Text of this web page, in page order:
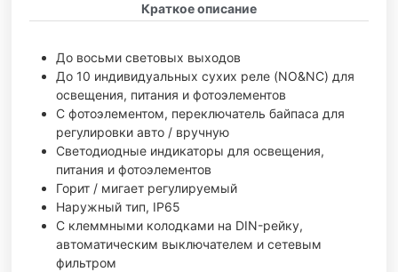
Краткое описание
До восьми световых выходов
До 10 индивидуальных сухих реле (NO&NC) для
освещения, питания и фотоэлементов
С фотоэлементом, переключатель байпаса для
регулировки авто / вручную
Светодиодные индикаторы для освещения,
питания и фотоэлементов
Горит / мигает регулируемый
Наружный тип, IP65
С клеммными колодками на DIN-рейку,
автоматическим выключателем и сетевым
фильтром